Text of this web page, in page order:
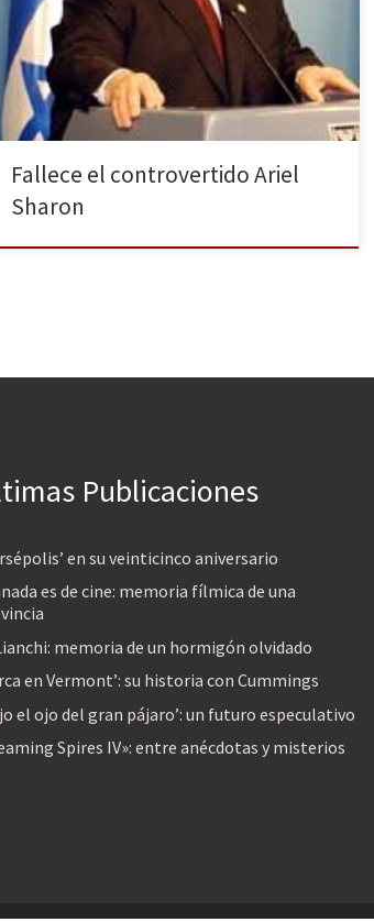
falleció este sábado 11 de enero a los 85 años en el
centro médico Shiva Tel Hashomerdesde de Tel Aviv
en el que estaba ingresado desde 2006 debido a un
derrame […]
Fallece el controvertido Ariel
Sharon
Publicaciones
en su veinticinco aniversario
es de cine: memoria fílmica de una
memoria de un hormigón olvidado
en Vermont’: su historia con Cummings
el ojo del gran pájaro’: un futuro especulativo
Spires IV»: entre anécdotas y misterios